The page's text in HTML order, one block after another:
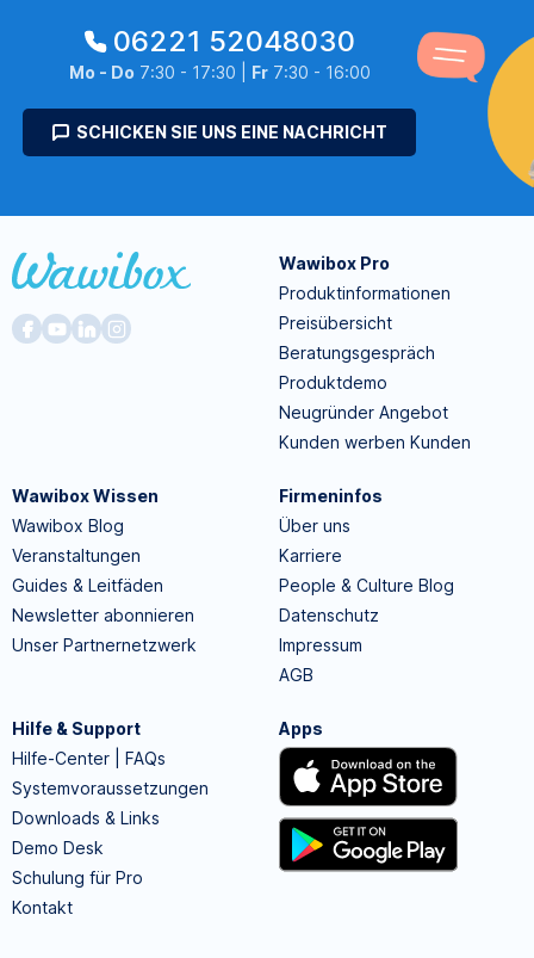
06221 52048030
Mo - Do 7:30 - 17:30 | Fr7:30 - 16:00
SCHICKEN SIE UNS EINE NACHRICHT
Wawibox Pro
Produktinformationen
Preisübersicht
Beratungsgespräch
Produktdemo
Neugründer Angebot
Kunden werben Kunden
Wawibox Wissen
Wawibox Blog
Veranstaltungen
Guides & Leitfäden
Newsletter abonnieren
Unser Partnernetzwerk
Firmeninfos
Über uns
Karriere
People & Culture Blog
Datenschutz
Impressum
AGB
Hilfe & Support
Hilfe-Center | FAQs
Systemvoraussetzungen
Downloads & Links
Demo Desk
Schulung für Pro
Kontakt
Apps